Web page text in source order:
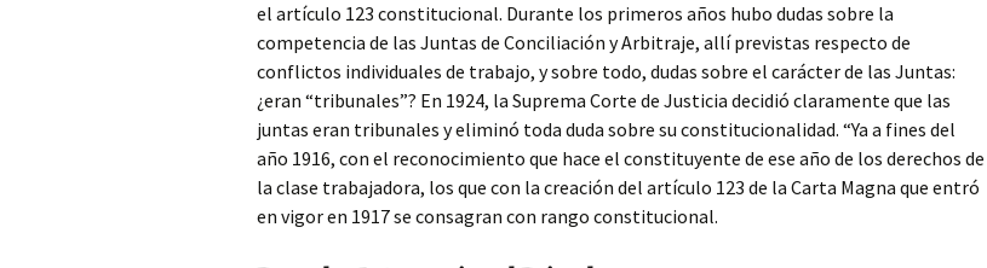
el artículo 123 constitucional. Durante los primeros años hubo dudas sobre la
competencia de las Juntas de Conciliación y Arbitraje, allí previstas respecto de
conflictos individuales de trabajo, y sobre todo, dudas sobre el carácter de las Juntas:
¿eran “tribunales”? En 1924, la Suprema Corte de Justicia decidió claramente que las
juntas eran tribunales y eliminó toda duda sobre su constitucionalidad. “Ya a fines del
año 1916, con el reconocimiento que hace el constituyente de ese año de los derechos de
la clase trabajadora, los que con la creación del artículo 123 de la Carta Magna que entró
en vigor en 1917 se consagran con rango constitucional.